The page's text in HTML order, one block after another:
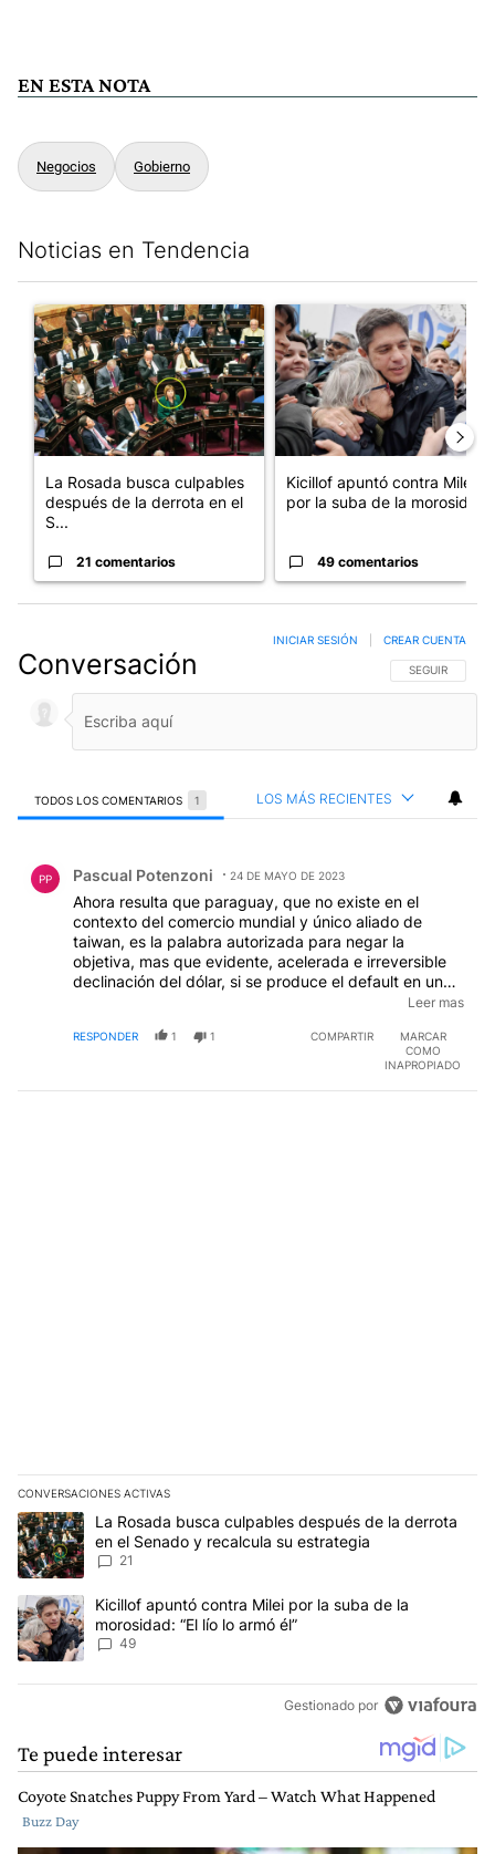
EN ESTA NOTA
Negocios Gobierno
Noticias en Tendencia
Un artículo de tendencia con el título "La Rosada busca
La Rosada busca culpables
después de la derrota en el
S...
21 comentarios
Un artículo de tendencia con
Kicillof apuntó contra Milei
por la suba de la morosida...
49 comentarios
Conversación SIGA ESTA
SEGUIR
INICIAR SESIÓN CREAR CUENTA
TODOS LOS COMENTARIOS 1 LOS MÁS RECIENTES
PP Pascual Potenzoni 24 DE MAYO DE 2023
Ahora resulta que paraguay, que no existe en el
contexto del comercio mundial y único aliado de
taiwan, es la palabra autorizada para negar la
objetiva, mas que evidente, acelerada e irreversible
declinación del dólar, si se produce el default en un
mes, kaput dólar, si le siguen dando a la maquinita y
poco el kaput
Leer mas
RESPONDER 1 1 COMPARTIR
MARCAR
COMO
INAPROPIADO
CONVERSACIONES ACTIVAS
Este listado muestra los artículos con más comentarios en los
Un artículo de tendencia con el título "La Rosada busca
La Rosada busca culpables después de la derrota
en el Senado y recalcula su estrategia
21
Un artículo de tendencia con el título "Kicillof apuntó contra Milei
Kicillof apuntó contra Milei por la suba de la
morosidad: “El lío lo armó él”
49
Gestionado por